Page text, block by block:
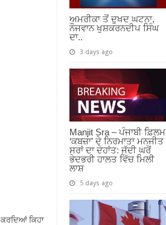
ਅਮਰੀਕਾ ਤੋਂ ਦੁਖਦ ਘਟਨਾ,
ਨੌਜਵਾਨ ਖੁਸ਼ਕਰਨਦੀਪ ਸਿੰਘ
ਦਾ..
3 days ago
Manjit Sra – ਪੰਜਾਬੀ ਫ਼ਿਲਮ
‘ਕਬਜ਼ਾ’ ਦੇ ਨਿਰਮਾਤਾ ਮਨਜੀਤ
ਸਰਾਂ ਦਾ ਦੇਹਾਂਤ: ਜੱਦੀ ਘਰੋਂ
ਭੇਦਭਰੀ ਹਾਲਤ ਵਿੱਚ ਮਿਲੀ
ਲਾਸ਼
5 days ago
ਕਿਹਾ